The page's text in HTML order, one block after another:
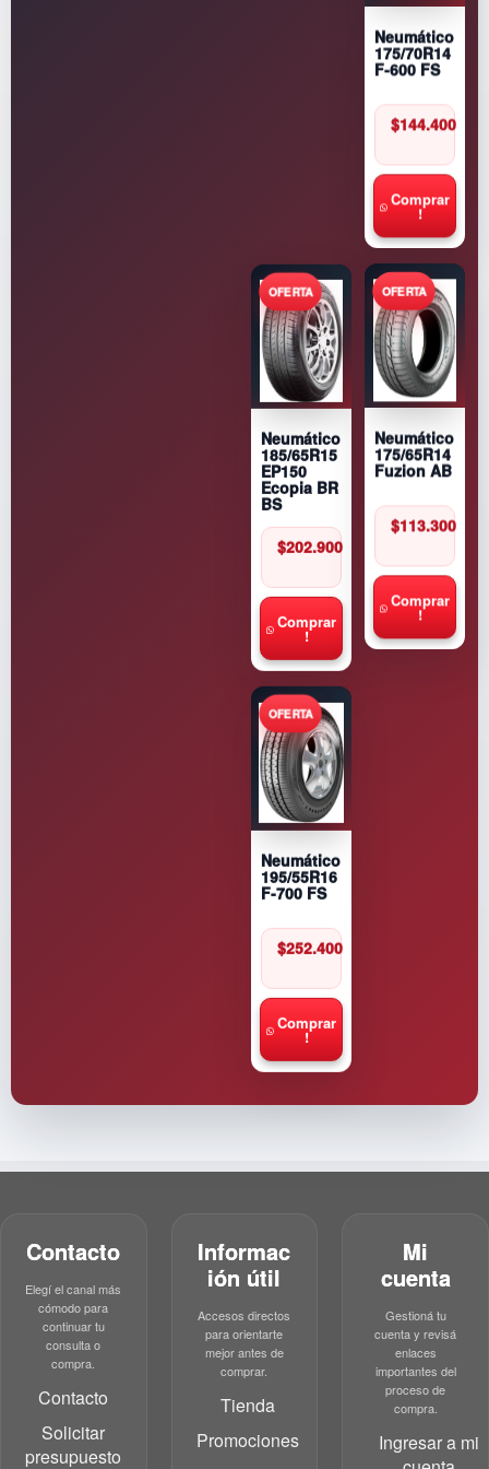
Neumático
175/70R14
F-600 FS
$144.400
Comprar
!
Neumático
185/65R15
EP150
Ecopia BR
BS
$202.900
Comprar
!
Neumático
175/65R14
Fuzion AB
$113.300
Comprar
!
Neumático
195/55R16
F-700 FS
$252.400
Comprar
!
Contacto
Elegí el canal más
cómodo para
continuar tu
consulta o
compra.
Contacto
Solicitar
presupuesto
Informac
ión útil
Accesos directos
para orientarte
mejor antes de
comprar.
Tienda
Promociones
Mi
cuenta
Gestioná tu
cuenta y revisá
enlaces
importantes del
proceso de
compra.
Ingresar a mi